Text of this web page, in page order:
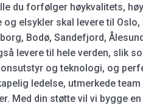
du forfølger høykvalitets,
elsykler skal levere til Oslo,
Bodø, Sandefjord,
levere til hele verden, slik
og teknologi, og
ledelse, utmerkede team
Med din støtte vil vi bygge en